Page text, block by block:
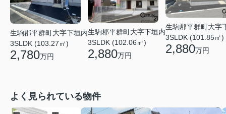
生駒郡平群町大字下垣内
3SLDK (103.27㎡)
2,780万円
生駒郡平群町大字下垣内
3SLDK (102.06㎡)
2,880万円
生駒郡平群町大字
3SLDK (101.85㎡)
2,880万円
よく見られている物件